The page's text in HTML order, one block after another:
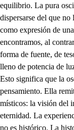
equilibrio. La pura
dispersarse del que
como expresión de
encontramos, al
forma de fuente, de
lleno de potencia de
Esto significa que la
pensamiento. Ella
místicos: la visión del
eternidad. La
no es histórico. La